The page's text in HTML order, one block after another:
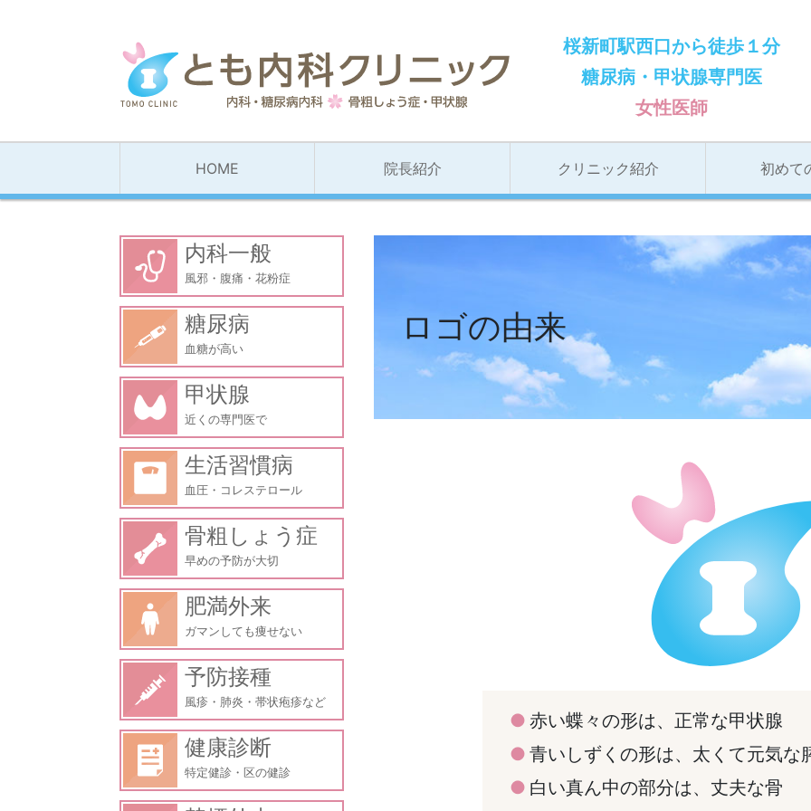
とも内科クリニック桜新町駅西口から徒歩１分
糖尿病・甲状腺専門医
女性医師
HOME 院長紹介 クリニック紹介 初めて
ロゴの由来
赤い蝶々の形は、正常な甲状腺
青いしずくの形は、太くて元気な
白い真ん中の部分は、丈夫な骨
内科一般
風邪・腹痛・花粉症
糖尿病
血糖が高い
甲状腺
近くの専門医で
生活習慣病
血圧・コレステロール
骨粗しょう症
早めの予防が大切
肥満外来
ガマンしても痩せない
予防接種
風疹・肺炎・帯状疱疹など
健康診断
特定健診・区の健診